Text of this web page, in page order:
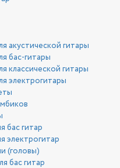
акустической гитары
бас-гитары
классической гитары
электрогитары
бас гитар
электрогитар
(головы)
бас гитар